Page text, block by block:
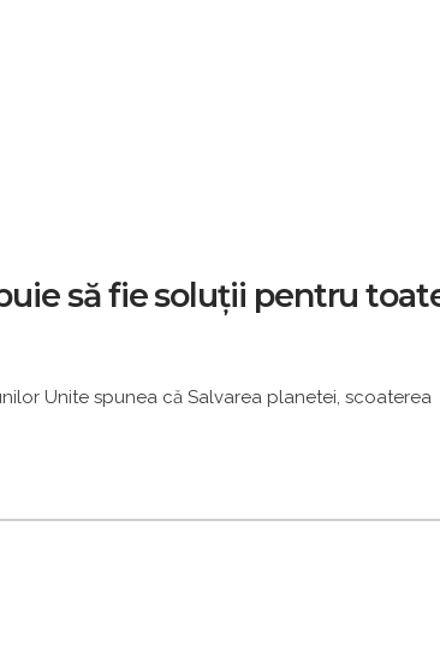
să fie soluții pentru
Unite spunea că Salvarea planetei, scoaterea